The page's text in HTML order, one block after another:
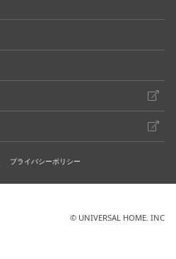
プライバシーポリシー
© UNIVERSAL HOME. INC